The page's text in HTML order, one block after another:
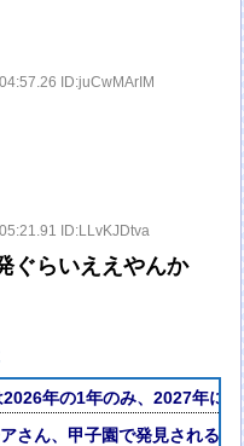
ID:juCwMArIM
ID:LLvKJDtva
ぐらいええやんか
年の1年のみ、2027年に
さん、甲子園で発見される